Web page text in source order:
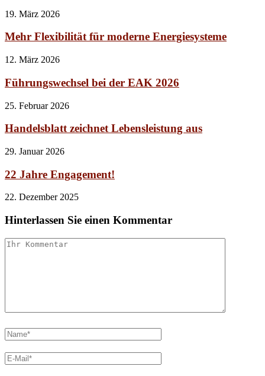
19. März 2026
Mehr Flexibilität für moderne Energiesysteme
12. März 2026
Führungswechsel bei der EAK 2026
25. Februar 2026
Handelsblatt zeichnet Lebensleistung aus
29. Januar 2026
22 Jahre Engagement!
22. Dezember 2025
Hinterlassen Sie einen Kommentar